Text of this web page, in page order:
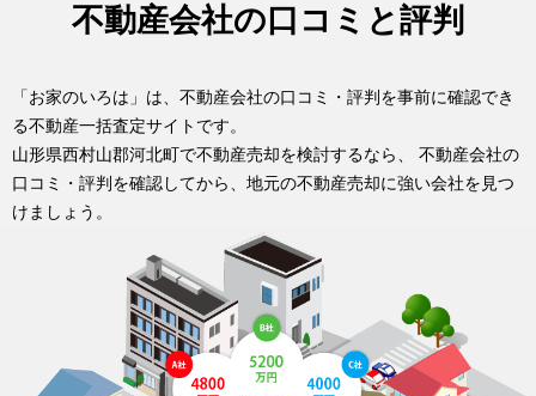
不動産会社の口コミと評判
「お家のいろは」は、不動産会社の口コミ・評判を事前に確認でき
る不動産一括査定サイトです。
山形県西村山郡河北町で不動産売却を検討するなら、 不動産会社の
口コミ・評判を確認してから、地元の不動産売却に強い会社を見つ
けましょう。